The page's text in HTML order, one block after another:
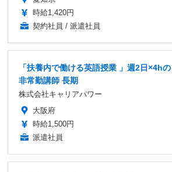
時給1,420円
契約社員 / 派遣社員
「扶養内で働ける英語授業 」週2日×4hの
非常勤講師 長期
株式会社キャリアパワー
大阪府
時給1,500円
派遣社員